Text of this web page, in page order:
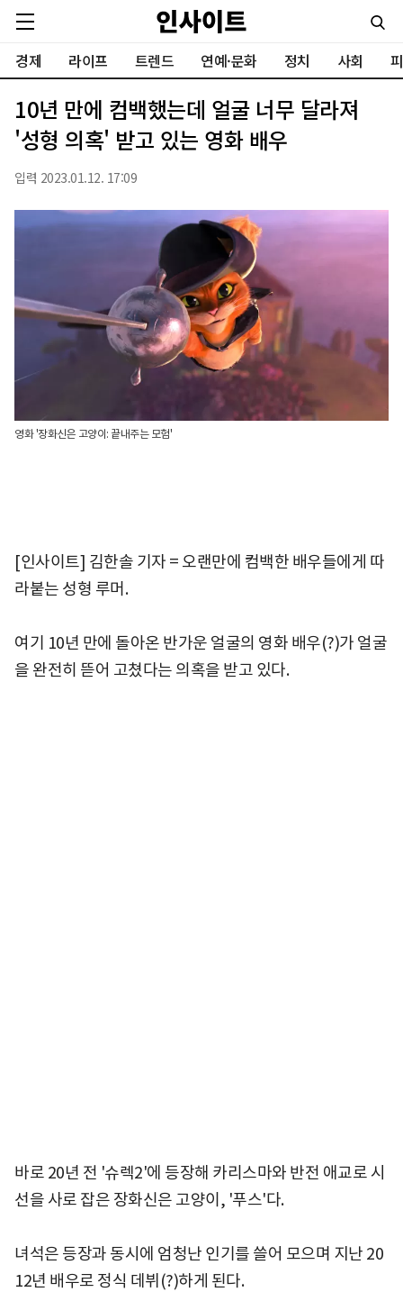
경제 라이프 트렌드 연예·문화 정치 사회
10년 만에 컴백했는데 얼굴 너무 달라져
'성형 의혹' 받고 있는 영화 배우
입력 2023.01.12. 17:09
영화 '장화신은 고양이: 끝내주는 모험'
[인사이트] 김한솔 기자 = 오랜만에 컴백한 배우들에게 따
라붙는 성형 루머.
여기 10년 만에 돌아온 반가운 얼굴의 영화 배우(?)가 얼굴
을 완전히 뜯어 고쳤다는 의혹을 받고 있다.
바로 20년 전 '슈렉2'에 등장해 카리스마와 반전 애교로 시
선을 사로 잡은 장화신은 고양이, '푸스'다.
녀석은 등장과 동시에 엄청난 인기를 쓸어 모으며 지난 20
12년 배우로 정식 데뷔(?)하게 된다.